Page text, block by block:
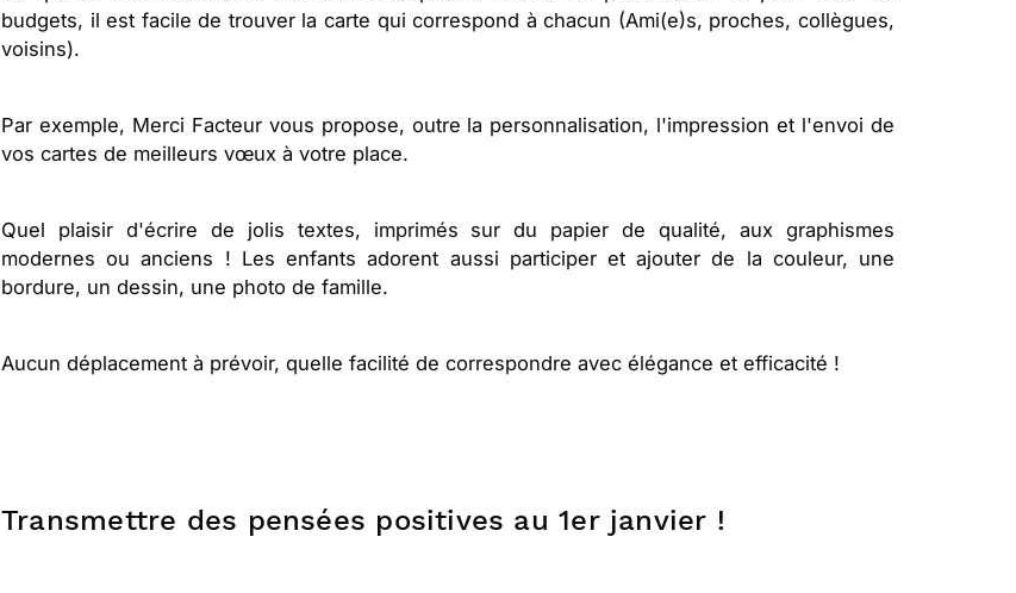
budgets, il est facile de trouver la carte qui correspond à chacun (Ami(e)s, proches, collègues,
voisins).
Par exemple, Merci Facteur vous propose, outre la personnalisation, l'impression et l'envoi de
vos cartes de meilleurs vœux à votre place.
Quel plaisir d'écrire de jolis textes, imprimés sur du papier de qualité, aux graphismes
modernes ou anciens ! Les enfants adorent aussi participer et ajouter de la couleur, une
bordure, un dessin, une photo de famille.
Aucun déplacement à prévoir, quelle facilité de correspondre avec élégance et efficacité !
Transmettre des pensées positives au 1er janvier !